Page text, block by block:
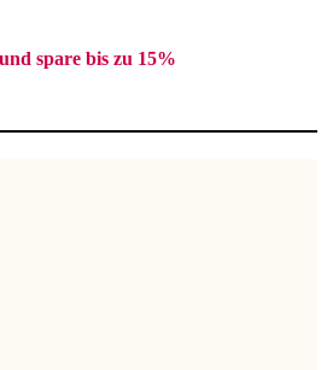
spare bis zu 15%